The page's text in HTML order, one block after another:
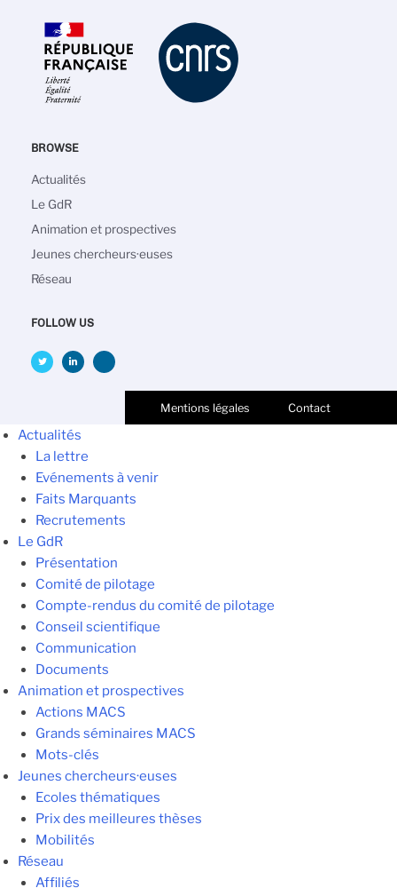
BROWSE
Main
navigation
Actualités
Le GdR
Animation et prospectives
Jeunes chercheurs·euses
Réseau
FOLLOW US
Mentions légales Contact
Actualités
La lettre
Evénements à venir
Faits Marquants
Recrutements
Le GdR
Présentation
Comité de pilotage
Compte-rendus du comité de pilotage
Conseil scientifique
Communication
Documents
Animation et prospectives
Actions MACS
Grands séminaires MACS
Mots-clés
Jeunes chercheurs·euses
Ecoles thématiques
Prix des meilleures thèses
Mobilités
Réseau
Affiliés